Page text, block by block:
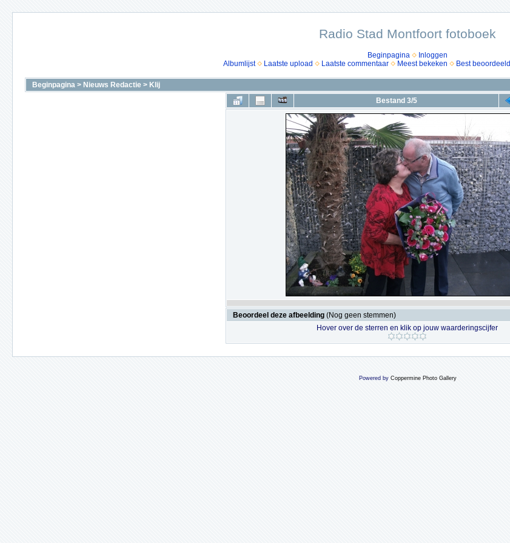
Radio Stad Montfoort fotoboek
Beginpagina
Inloggen
Albumlijst
Laatste upload Laatste commentaar Meest bekeken Best beoordeeld
Beginpagina > Nieuws Redactie > Klij
Bestand 3/5
Beoordeel deze afbeelding (Nog geen stemmen)
Hover over de sterren en klik op jouw waarderingscijfer
Powered by Coppermine Photo Gallery